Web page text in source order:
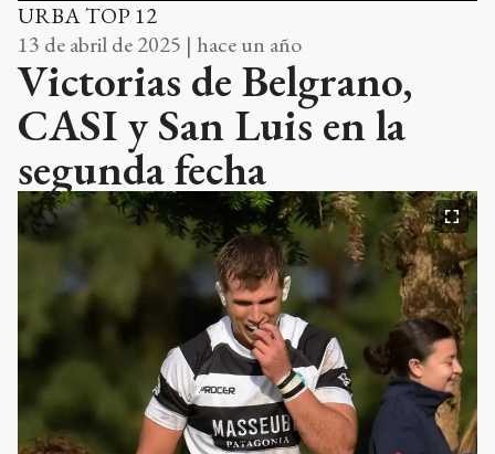
URBA TOP 12
13 de abril de 2025 | hace un año
Victorias de Belgrano,
CASI y San Luis en la
segunda fecha